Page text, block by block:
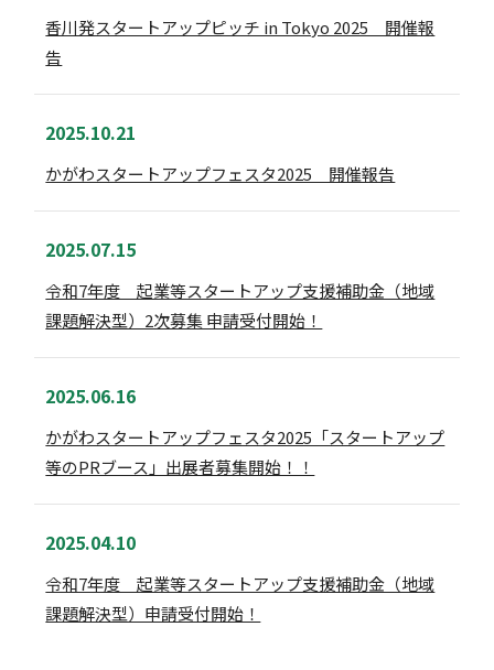
香川発スタートアップピッチ in Tokyo 2025 開催報
告
2025.10.21
かがわスタートアップフェスタ2025 開催報告
2025.07.15
令和7年度 起業等スタートアップ支援補助金（地域
課題解決型）2次募集 申請受付開始！
2025.06.16
かがわスタートアップフェスタ2025「スタートアップ
等のPRブース」出展者募集開始！！
2025.04.10
令和7年度 起業等スタートアップ支援補助金（地域
課題解決型）申請受付開始！